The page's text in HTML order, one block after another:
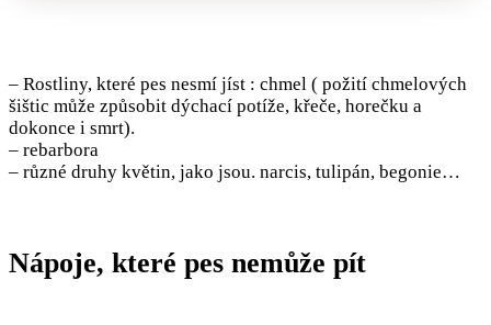
– Rostliny, které pes nesmí jíst : chmel ( požití chmelových
šištic může způsobit dýchací potíže, křeče, horečku a
dokonce i smrt).
– rebarbora
– různé druhy květin, jako jsou. narcis, tulipán, begonie…
Nápoje, které pes nemůže pít